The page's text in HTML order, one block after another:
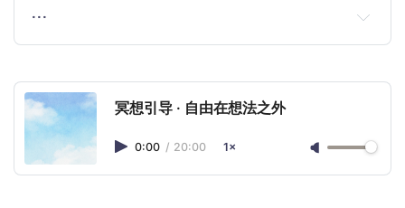
…
冥想引导 · 自由在想法之外
0:00 / 20:00 1×